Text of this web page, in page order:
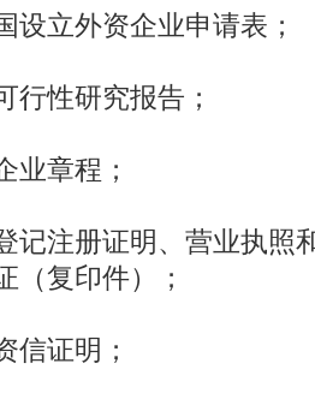
立外资企业申请表；
性研究报告；
章程；
记注册证明、营业执照
（复印件）；
证明；